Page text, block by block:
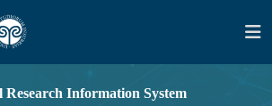
Information System